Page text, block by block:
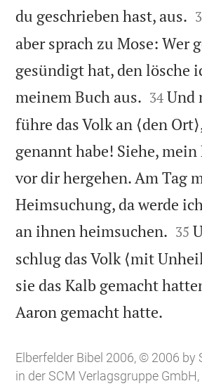
du geschrieben hast, aus. 
aber sprach zu Mose: Wer
gesündigt hat, den lösche
meinem Buch aus. 

34 Und
führe das Volk an ⟨den
genannt habe! Siehe,
vor dir hergehen. Am Tag
Heimsuchung, da werde
an ihnen heimsuchen. 

35
schlug das Volk ⟨mit
sie das Kalb gemacht
Aaron gemacht hatte.
Elberfelder Bibel 2006, © 2006 by
in der SCM Verlagsgruppe GmbH,